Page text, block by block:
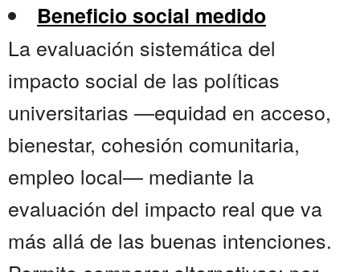
Beneficio social medido
La evaluación sistemática del
impacto social de las políticas
universitarias —equidad en acceso,
bienestar, cohesión comunitaria,
empleo local— mediante la
evaluación del impacto real que va
más allá de las buenas intenciones.